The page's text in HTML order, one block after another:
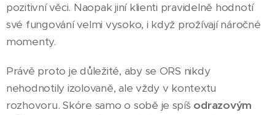
pozitivní věci. Naopak jiní klienti pravidelně hodnotí
své fungování velmi vysoko, i když prožívají náročné
momenty.
Právě proto je důležité, aby se ORS nikdy
nehodnotily izolovaně, ale vždy v kontextu
rozhovoru. Skóre samo o sobě je spíš odrazovým